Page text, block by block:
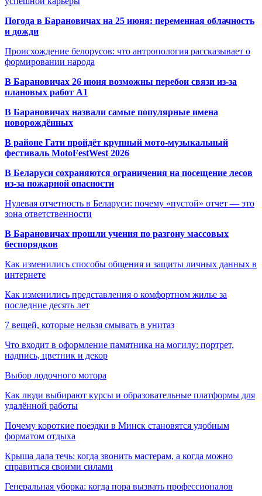
Погода в Барановичах на 25 июня: переменная облачность
и дожди
Происхождение белорусов: что антропология рассказывает о
формировании народа
В Барановичах 26 июня возможны перебои связи из-за
плановых работ A1
В Барановичах назвали самые популярные имена
новорождённых
В районе Гати пройдёт крупный мото-музыкальный
фестиваль MotoFestWest 2026
В Беларуси сохраняются ограничения на посещение лесов
из-за пожарной опасности
Нулевая отчетность в Беларуси: почему «пустой» отчет — это
зона ответственности
В Барановичах прошли учения по разгону массовых
беспорядков
Как изменились способы общения и защиты личных данных в
интернете
Как изменились представления о комфортном жилье за
последние десять лет
7 вещей, которые нельзя смывать в унитаз
Что входит в оформление памятника на могилу: портрет,
надпись, цветник и декор
Выбор лодочного мотора
Как люди выбирают курсы и образовательные платформы для
удалённой работы
Почему короткие поездки в Минск становятся удобным
форматом отдыха
Крыша дала течь: когда звонить мастерам, а когда можно
справиться своими силами
Генеральная уборка: когда пора вызвать профессионалов